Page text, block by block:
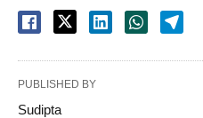
PUBLISHED BY
Sudipta